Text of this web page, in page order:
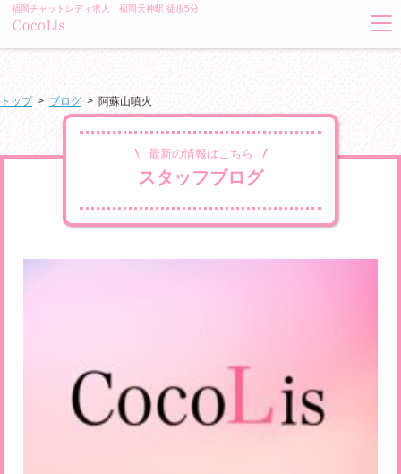
福岡チャットレディ求人 福岡天神駅 徒歩5分
トップ> ブログ > 阿蘇山噴火
最新の情報はこちら
スタッフブログ